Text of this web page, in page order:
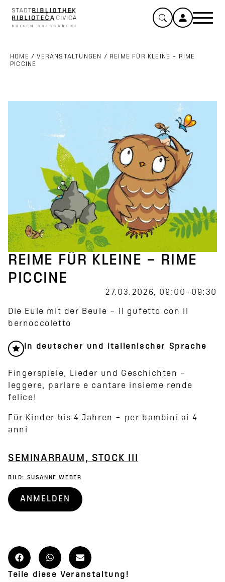
HOME /VERANSTALTUNGEN /
REIME FÜR KLEINE – RIME
PICCINE
REIME FÜR KLEINE – RIME
PICCINE
27.03.2026, 09:00–09:30
Die Eule mit der Beule – Il gufetto con il
bernoccoletto
In deutscher und italienischer Sprache
Fingerspiele, Lieder und Geschichten –
leggere, parlare e cantare insieme rende
felice!
Für Kinder bis 4 Jahren – per bambini ai 4
anni
SEMINARRAUM, STOCK III
BILD: SUSANNE WEBER
ANMELDEN
Teile diese Veranstaltung!